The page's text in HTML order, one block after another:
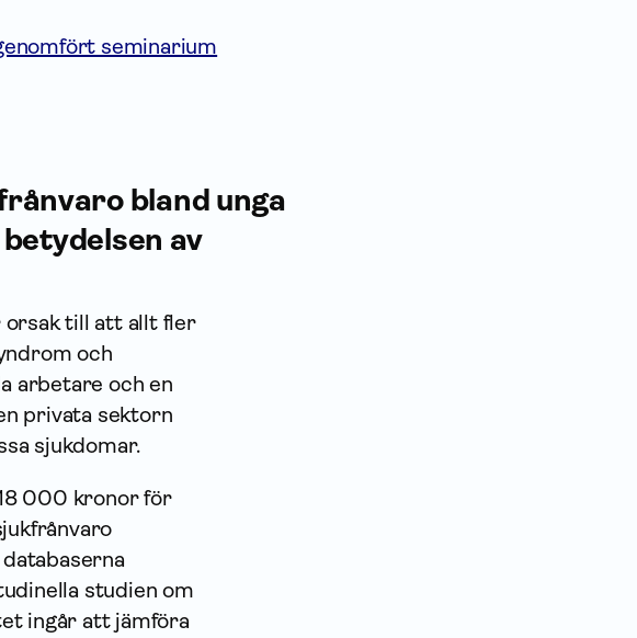
seminarium
bland unga
av
orsak till att allt fler
och
arbetare och en
privata sektorn
sjukdomar.
000 kronor för
studien om
ingår att jämföra